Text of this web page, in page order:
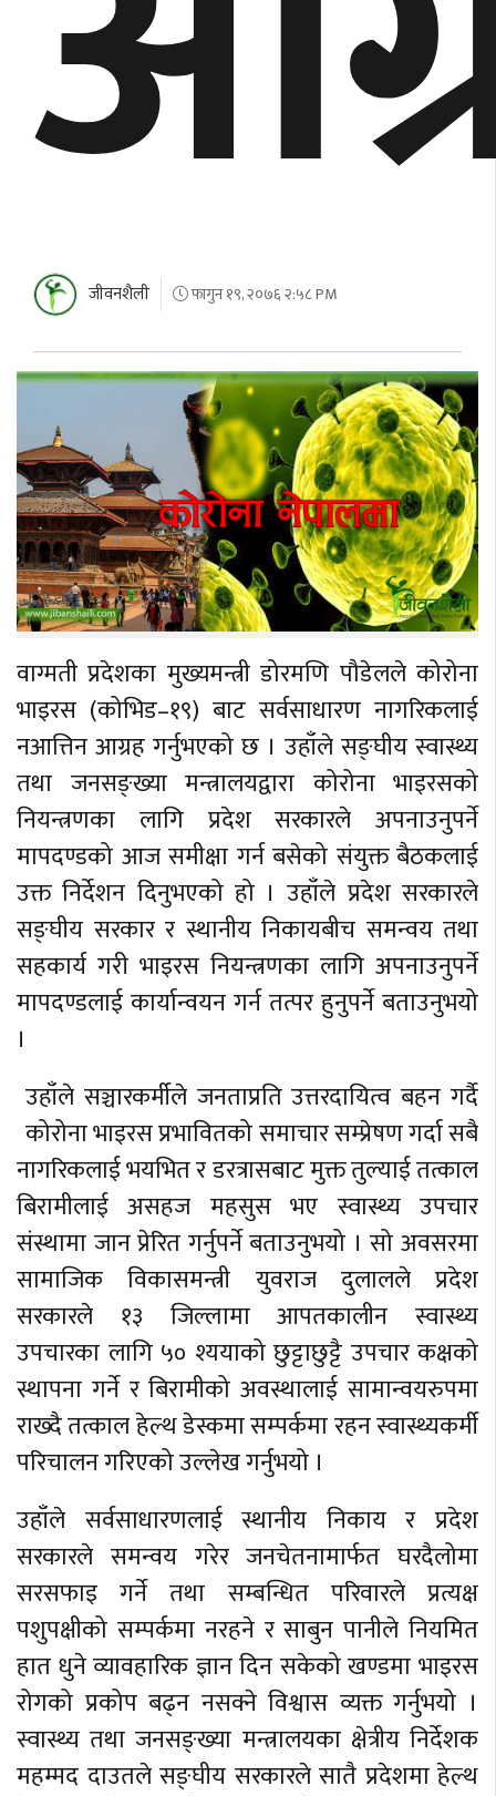
जीवनशैली फागुन १९, २०७६ २:५८ PM
वाग्मती प्रदेशका मुख्यमन्त्री डोरमणि पौडेलले कोरोना
भाइरस (कोभिड–१९) बाट सर्वसाधारण नागरिकलाई
नआत्तिन आग्रह गर्नुभएको छ । उहाँले सङ्घीय स्वास्थ्य
तथा जनसङ्ख्या मन्त्रालयद्वारा कोरोना भाइरसको
नियन्त्रणका लागि प्रदेश सरकारले अपनाउनुपर्ने
मापदण्डको आज समीक्षा गर्न बसेको संयुक्त बैठकलाई
उक्त निर्देशन दिनुभएको हो । उहाँले प्रदेश सरकारले
सङ्घीय सरकार र स्थानीय निकायबीच समन्वय तथा
सहकार्य गरी भाइरस नियन्त्रणका लागि अपनाउनुपर्ने
मापदण्डलाई कार्यान्वयन गर्न तत्पर हुनुपर्ने बताउनुभयो
।
उहाँले सञ्चारकर्मीले जनताप्रति उत्तरदायित्व बहन गर्दै
कोरोना भाइरस प्रभावितको समाचार सम्प्रेषण गर्दा सबै
नागरिकलाई भयभित र डरत्रासबाट मुक्त तुल्याई तत्काल
बिरामीलाई असहज महसुस भए स्वास्थ्य उपचार
संस्थामा जान प्रेरित गर्नुपर्ने बताउनुभयो । सो अवसरमा
सामाजिक विकासमन्त्री युवराज दुलालले प्रदेश
सरकारले १३ जिल्लामा आपतकालीन स्वास्थ्य
उपचारका लागि ५० श्ययाको छुट्टाछुट्टै उपचार कक्षको
स्थापना गर्ने र बिरामीको अवस्थालाई सामान्वयरुपमा
राख्दै तत्काल हेल्थ डेस्कमा सम्पर्कमा रहन स्वास्थ्यकर्मी
परिचालन गरिएको उल्लेख गर्नुभयो ।
उहाँले सर्वसाधारणलाई स्थानीय निकाय र प्रदेश
सरकारले समन्वय गरेर जनचेतनामार्फत घरदैलोमा
सरसफाइ गर्ने तथा सम्बन्धित परिवारले प्रत्यक्ष
पशुपक्षीको सम्पर्कमा नरहने र साबुन पानीले नियमित
हात धुने व्यावहारिक ज्ञान दिन सकेको खण्डमा भाइरस
रोगको प्रकोप बढ्न नसक्ने विश्वास व्यक्त गर्नुभयो ।
स्वास्थ्य तथा जनसङ्ख्या मन्त्रालयका क्षेत्रीय निर्देशक
महम्मद दाउतले सङ्घीय सरकारले सातै प्रदेशमा हेल्थ